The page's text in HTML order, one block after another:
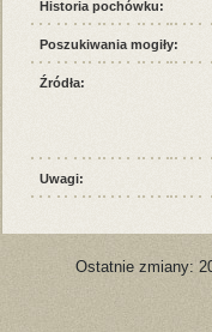
Historia pochówku:
Poszukiwania mogiły:
Źródła:
Uwagi:
Ostatnie zmiany: